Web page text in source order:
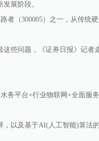
展阶段。
（300005）之一，从传统
些问题，《证券日报》记者
平台+行业物联网+全面服务
以及基于AI(人工智能)算法